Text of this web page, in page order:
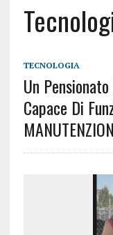
TECNOLOGIA
Un
Capace Di